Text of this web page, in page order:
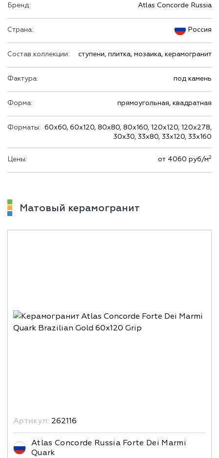
Бренд: Atlas Concorde Russia
Страна: Россия
Состав коллекции: ступени, плитка, мозаика, керамогранит
Фактура: под камень
Форма: прямоугольная, квадратная
Форматы: 60х60, 60х120, 80х80, 80х160, 120х120, 120х278,
30х30, 33х80, 33х120, 33х160
Цены: от 4060 руб/м2
Матовый керамогранит
Артикул: 262116
Atlas Concorde Russia Forte Dei Marmi
Quark